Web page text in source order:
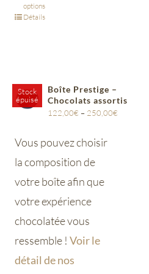
options
Détails
Stock
épuisé
Boîte Prestige –
Chocolats assortis
122,00€ – 250,00€
Vous pouvez choisir
la composition de
votre boîte afin que
votre expérience
chocolatée vous
ressemble !Voir le
détail de nos